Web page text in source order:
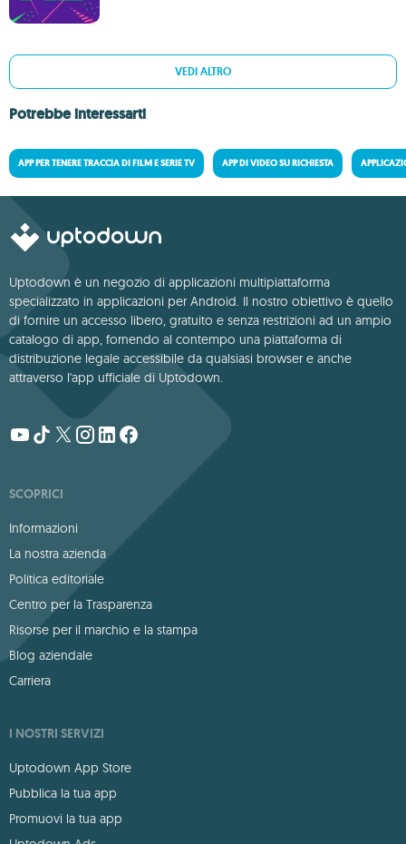
VEDI ALTRO
Potrebbe interessarti
APP PER TENERE TRACCIA DI FILM E SERIE TV APP DI VIDEO SU RICHIESTA
Uptodown è un negozio di applicazioni multipiattaforma
specializzato in applicazioni per Android. Il nostro obiettivo è quello
di fornire un accesso libero, gratuito e senza restrizioni ad un ampio
catalogo di app, fornendo al contempo una piattaforma di
distribuzione legale accessibile da qualsiasi browser e anche
attraverso l'app ufficiale di Uptodown.
SCOPRICI
Informazioni
La nostra azienda
Politica editoriale
Centro per la Trasparenza
Risorse per il marchio e la stampa
Blog aziendale
Carriera
I NOSTRI SERVIZI
Uptodown App Store
Pubblica la tua app
Promuovi la tua app